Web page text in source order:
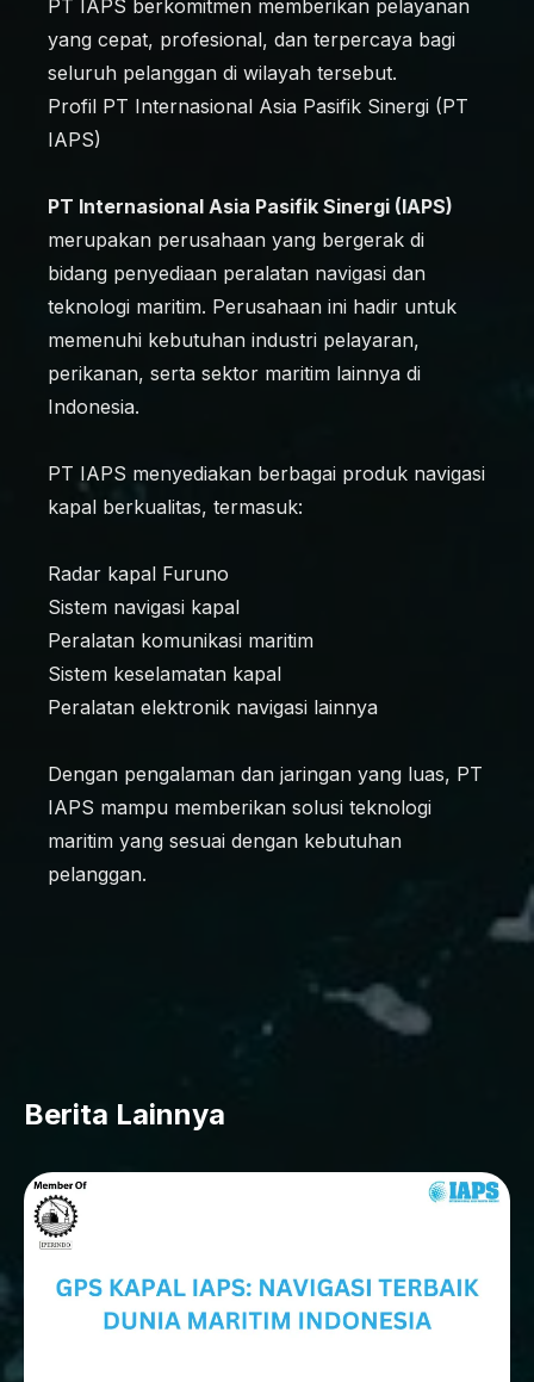
PT IAPS berkomitmen memberikan pelayanan
yang cepat, profesional, dan terpercaya bagi
seluruh pelanggan di wilayah tersebut.
Profil PT Internasional Asia Pasifik Sinergi (PT
IAPS)
PT Internasional Asia Pasifik Sinergi (IAPS)
merupakan perusahaan yang bergerak di
bidang penyediaan peralatan navigasi dan
teknologi maritim. Perusahaan ini hadir untuk
memenuhi kebutuhan industri pelayaran,
perikanan, serta sektor maritim lainnya di
Indonesia.
PT IAPS menyediakan berbagai produk navigasi
kapal berkualitas, termasuk:
Radar kapal Furuno
Sistem navigasi kapal
Peralatan komunikasi maritim
Sistem keselamatan kapal
Peralatan elektronik navigasi lainnya
Dengan pengalaman dan jaringan yang luas, PT
IAPS mampu memberikan solusi teknologi
maritim yang sesuai dengan kebutuhan
pelanggan.
Berita Lainnya